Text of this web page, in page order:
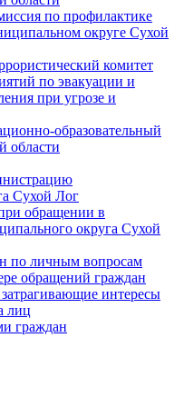
по профилактике
округе Сухой
комитет
по эвакуации и
при угрозе и
образовательный
области
Сухой Лог
обращении в
округа Сухой
по личным вопросам
обращений граждан
интересы
лиц
граждан